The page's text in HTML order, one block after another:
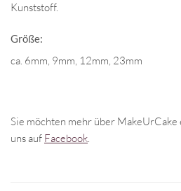
Kunststoff.
Größe:
ca. 6mm, 9mm, 12mm, 23mm
Sie möchten mehr über MakeUrCake
uns auf Facebook.